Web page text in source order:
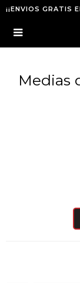
¡¡ENVIOS GRATIS

Medias